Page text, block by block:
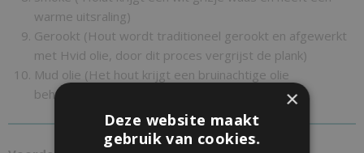
warme uitsraling)
Gerookt (Hout wordt traditioneel gerookt en afgewerkt
met Hvid olie, door dit proces vergrijst de plank)
Mud olie (Het hout krijgt een bruinachtige olie
behandeling)
×
Deze website maakt
gebruik van cookies.